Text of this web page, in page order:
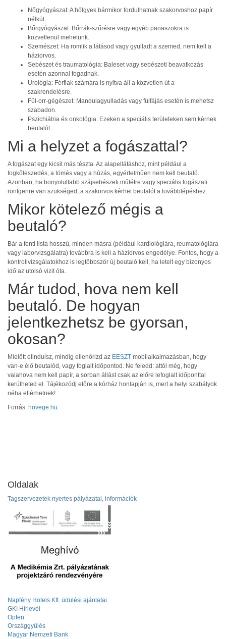
Nőgyógyászat: A hölgyek bármikor fordulhatnak szakorvoshoz papír
nélkül.
Bőrgyógyászat: Bőrrák-szűrésre vagy egyéb panaszokra is
közvetlenül mehetünk.
Szemészet: Ha romlik a látásod vagy gyulladt a szemed, nem kell a
háziorvos.
Sebészet és traumatológia: Baleset vagy sebészeti beavatkozás
esetén azonnal fogadnak.
Urológia: Férfiak számára is nyitva áll a közvetlen út a
szakrendelésre.
Fül-orr-gégészet: Mandulagyulladás vagy fülfájás esetén is mehetsz
szabadon.
Pszichiátria és onkológia: Ezeken a speciális területeken sem kérnek
beutalót.
Mi a helyzet a fogászattal?
A fogászat egy kicsit más tészta. Az alapellátáshoz, mint például a
fogkőleszedés, a tömés vagy a húzás, egyértelműen nem kell beutaló.
Azonban, ha bonyolultabb szájsebészeti műtétre vagy speciális fogászati
röntgenre van szükséged, a szakorvos kérhet beutalót a továbblépéshez.
Mikor kötelező mégis a
beutaló?
Bár a fenti lista hosszú, minden másra (például kardiológiára, reumatológiára
vagy laborvizsgálatra) továbbra is kell a háziorvos engedélye. Fontos, hogy a
kontrollvizsgálatokhoz is legtöbbször új beutaló kell, ha letelt egy bizonyos
idő az utolsó vizit óta.
Már tudod, hova nem kell
beutaló. De hogyan
jelentkezhetsz be gyorsan,
okosan?
Mielőtt elindulsz, mindig ellenőrizd az EESZT mobilalkalmazásban, hogy
van-e élő beutalód, vagy foglalt időpontod. Ne feledd: attól még, hogy
valahova nem kell papír, a sorban állást csak az előre lefoglalt időponttal
kerülheted el. Tájékozódj előre a kórház honlapján is, mert a helyi szabályok
néha eltérhetnek!
Forrás: hovege.hu
Oldalak
Tagszervezetek nyertes pályázatai, információk
Napfény Hotels Kft. üdülési ajánlatai
GKI Hírlevél
Opten
Országgyűlés
Magyar Nemzeti Bank